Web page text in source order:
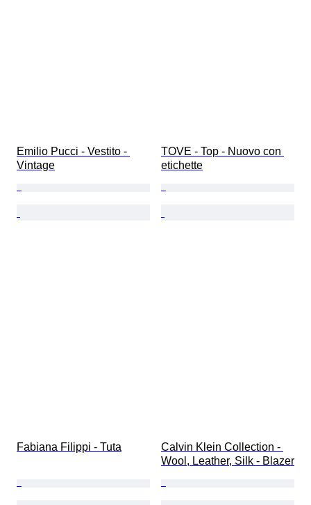
Emilio Pucci - Vestito -
Vintage
TOVE - Top - Nuovo con
etichette
Fabiana Filippi - Tuta
Calvin Klein Collection -
Wool, Leather, Silk - Blazer